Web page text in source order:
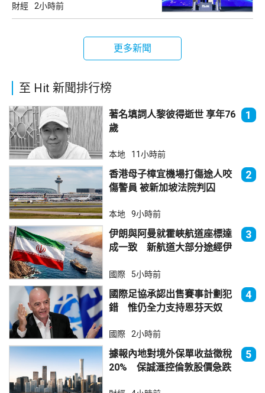
財經 2小時前
更多新聞
至 Hit 新聞排行榜
著名填詞人黎彼得逝世 享年76
歲
1
本地 11小時前
香港母子樟宜機場打傷途人咬
傷警員 被新加坡法院判囚
2
本地 9小時前
伊朗與阿曼就霍峽航道座標達
成一致 新航道大部分途經伊
3
國際 5小時前
國際足協承認出售賽事計劃犯
錯 惟仍全力支持恩芬天奴
4
國際 2小時前
據報內地對境外保單收益徵稅
20% 保誠滙控倫敦股價急跌
5